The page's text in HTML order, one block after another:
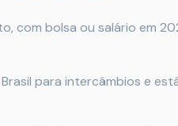
com bolsa ou salário em
para intercâmbios e